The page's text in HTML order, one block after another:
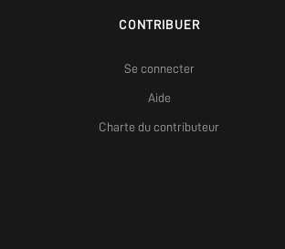
CONTRIBUER
Se connecter
Aide
Charte du contributeur